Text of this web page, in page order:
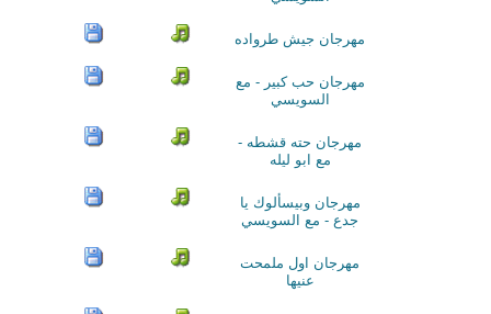
مهرجان جيش طرواده
مهرجان حب كبير - مع
السويسي
مهرجان حته قشطه -
مع ابو ليله
مهرجان وبيسألوك يا
جدع - مع السويسي
مهرجان اول ملمحت
عنيها